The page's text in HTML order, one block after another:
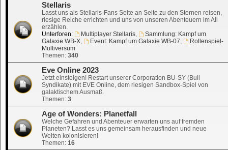
Stellaris
Lasst uns als Stellaris-Fans Seite an Seite zu den Sternen reisen,
riesige Reiche errichten und uns von unseren Abenteuern im All
erzählen.
Unterforen:
Multiplayer Stellaris,
Sammlung: Kampf um
Galaxie WB-X, Event: Kampf um Galaxie WB-07,
Rollenspiel-
Multiversum
Themen: 340
Eve Online 2023
Jetzt einsteigen! Restart unserer Corporation BU-SY (Bull
Syndikate) mit EVE Online, dem riesigen Sandbox-Spiel von
galaktischem Ausmaß.
Themen: 3
Age of Wonders: Planetfall
Welche Gefahren und Abenteuer erwarten uns auf fremden
Planeten? Lasst es uns gemeinsam herausfinden und neue
Welten kolonisieren!
Themen: 16